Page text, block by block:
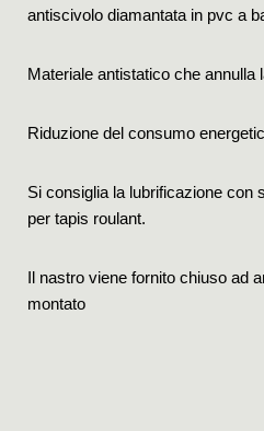
antiscivolo diamantata in pvc a
Materiale antistatico che annulla
Riduzione del consumo
Si consiglia la lubrificazione con
per tapis roulant.
Il nastro viene fornito chiuso ad
montato